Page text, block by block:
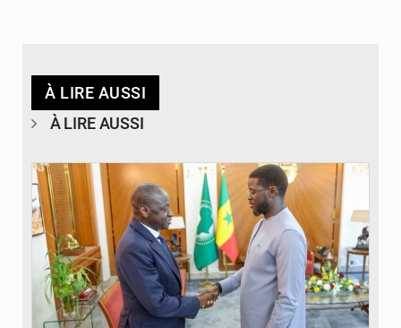
À LIRE AUSSI
À LIRE AUSSI